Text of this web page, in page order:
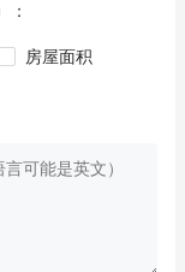
：
房屋面积